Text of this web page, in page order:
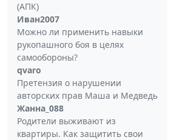
(АПК)
Иван2007
Можно ли применить навыки
рукопашного боя в целях
самообороны?
qvaro
Претензия о нарушении
авторских прав Маша и Медведь
Жанна_088
Родители выживают из
квартиры. Как защитить свои